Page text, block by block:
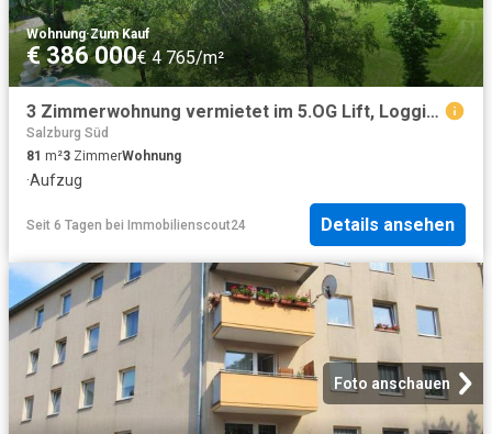
Wohnung·Zum Kauf
€ 386 000€ 4 765/m²
3 Zimmerwohnung vermietet im 5.OG Lift, Loggia Herrnau Salzburg Stadt Baurecht bis 07.2117
Salzburg Süd
81 m²3 ZimmerWohnung
·Aufzug
Seit 6 Tagen bei Immobilienscout24 Details ansehen
Foto anschauen